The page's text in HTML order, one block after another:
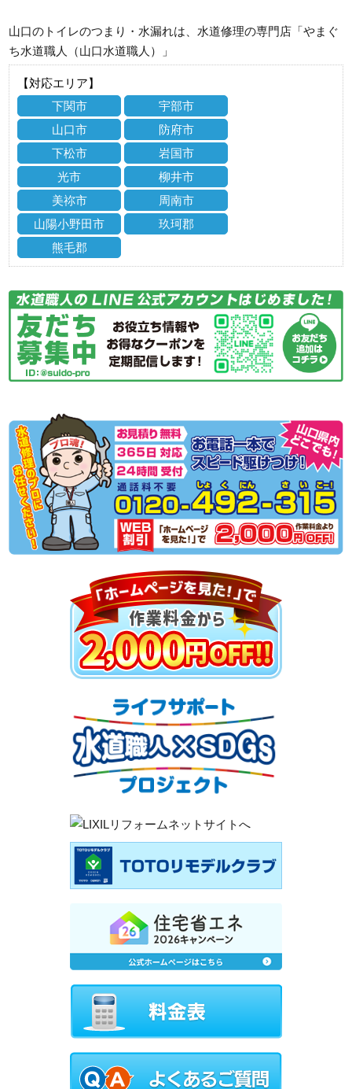
山口のトイレのつまり・水漏れは、水道修理の専門店「やまぐ
ち水道職人（山口水道職人）」
【対応エリア】
下関市
宇部市
山口市
防府市
下松市
岩国市
光市
柳井市
美祢市
周南市
山陽小野田市
玖珂郡
熊毛郡